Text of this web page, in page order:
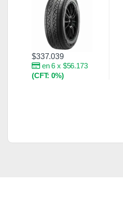
$337.039
en 6 x $56.173
(CFT: 0%)